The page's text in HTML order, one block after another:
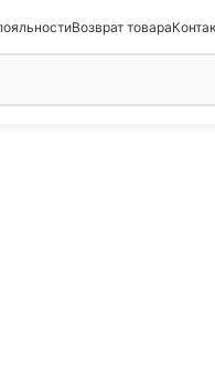
Возврат товара